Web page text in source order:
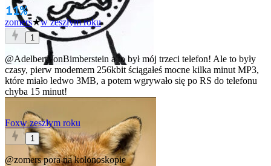
zomers★w zeszłym roku
1
@AdelbertVonBimberstein a to był mój trzeci telefon! Ale to były
czasy, pierw modemem 256kbit ściągałeś mocne kilka minut MP3,
które miało ledwo 3MB, a potem wgrywało się po RS do telefonu
chyba 15 minut!
Foxw zeszłym roku
1
@zomerspora na kolonoskopie